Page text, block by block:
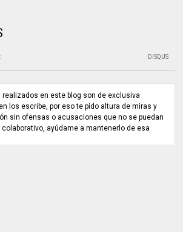
: DISQUS
en este blog son de exclusiva
los escribe, por eso te pido altura de miras y
sin ofensas o acusaciones que no se puedan
colaborativo, ayúdame a mantenerlo de esa